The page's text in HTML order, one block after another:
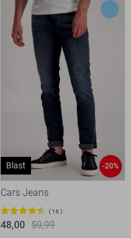
Blast -20%
Cars Jeans
16
48,00 59,99